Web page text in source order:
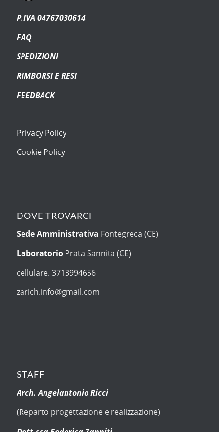
P.IVA 04767030614
FAQ
SPEDIZIONI
RIMBORSI E RESI
FEEDBACK
Privacy Policy
Cookie Policy
DOVE TROVARCI
Sede Amministrativa Fontegreca (CE)
Laboratorio Prata Sannita (CE)
cellulare. 3713994656
zarich.info@gmail.com
STAFF
Arch. Angelantonio Ricci
(Reparto progettazione e realizzazione)